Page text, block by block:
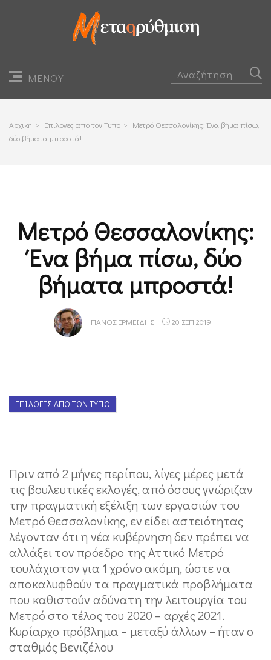
ΜΕΝΟΥ
Αρχικη > Επιλογες απο τον Τυπο > Μετρό Θεσσαλονίκης: Ένα βήμα πίσω,
δύο βήματα μπροστά!
Μετρό Θεσσαλονίκης:
Ένα βήμα πίσω, δύο
βήματα μπροστά!
ΠΆΝΟΣ ΕΡΜΕΊΔΗΣ 20 ΣΕΠ 2019
ΕΠΙΛΟΓΈΣ ΑΠΌ ΤΟΝ ΤΎΠΟ
Πριν από 2 μήνες περίπου, λίγες μέρες μετά
τις βουλευτικές εκλογές, από όσους γνώριζαν
την πραγματική εξέλιξη των εργασιών του
Μετρό Θεσσαλονίκης, εν είδει αστειότητας
λέγονταν ότι η νέα κυβέρνηση δεν πρέπει να
αλλάξει τον πρόεδρο της Αττικό Μετρό
τουλάχιστον για 1 χρόνο ακόμη, ώστε να
αποκαλυφθούν τα πραγματικά προβλήματα
που καθιστούν αδύνατη την λειτουργία του
Μετρό στο τέλος του 2020 – αρχές 2021.
Κυρίαρχο πρόβλημα – μεταξύ άλλων – ήταν ο
σταθμός Βενιζέλου